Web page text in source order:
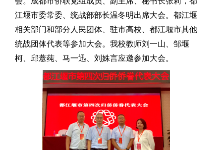
江堰市委常委、统战部部长温冬明出席大会。都江堰
相关部门和部分人民团体、驻市高校、都江堰市其他
统战团体代表等参加大会。我校教师刘一山、邹堰
柯、邱薏莼、马一迅、刘姝言应邀参加大会。